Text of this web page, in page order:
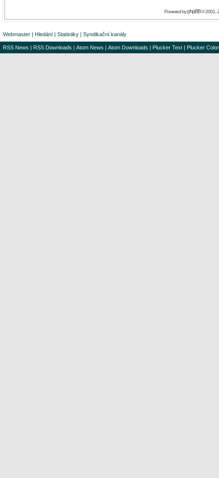
Powered byphpBB© 2001,
Webmaster | Hledání | Statistiky | Syndikační kanály
RSS News | RSS Downloads | Atom News | Atom Downloads | Plucker Text | Plucker Color